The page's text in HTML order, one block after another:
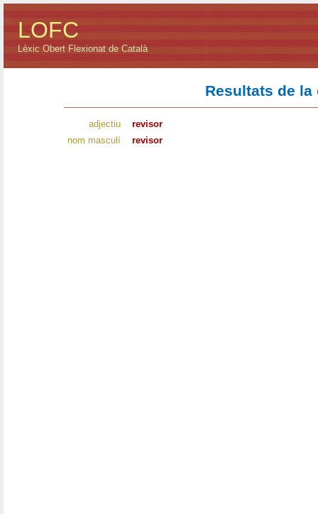
LOFC
Lèxic Obert Flexionat de Català
Resultats de la
adjectiu
revisor
nom masculí
revisor